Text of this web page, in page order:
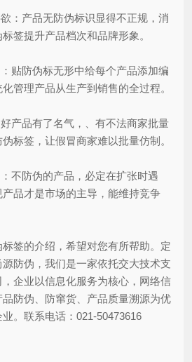
产品无防伪标识显得不正规，消
签提升产品档次和品牌形象。
防伪标无形中给每个产品添加编
管理产品从生产到销售的全过程。
品有了名气，、有不法商家批量
标签，让假冒商家难以批量仿制。
防伪的产品，必定在扩张时遇
品才是市场的主导，能维持竞争
的介绍，希望对您有所帮助。定
防伪，我们是一家依托交大技术支
企业以信息化服务为核心，网络信
防伪、防窜货、产品质量溯源为优
。联系电话：021-50473616